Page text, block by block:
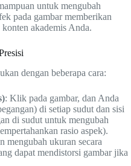
untuk mengubah
pada gambar memberikan
akademis Anda.
dengan beberapa cara:
: Klik pada gambar, dan Anda
di setiap sudut dan sisi
di sudut untuk mengubah
rasio aspek).
mengubah ukuran secara
dapat mendistorsi gambar jika